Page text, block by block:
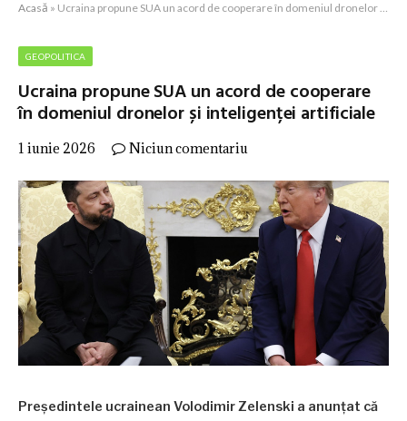
Acasă » Ucraina propune SUA un acord de cooperare în domeniul dronelor și inteligenței artificiale
GEOPOLITICA
Ucraina propune SUA un acord de cooperare
în domeniul dronelor și inteligenței artificiale
1 iunie 2026 Niciun comentariu
Președintele ucrainean Volodimir Zelenski a anunțat că